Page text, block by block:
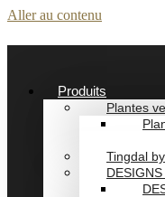
Aller au contenu
Produits
Plantes
Tingdal